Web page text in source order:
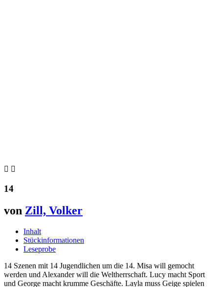
 
14
von Zill, Volker
Inhalt
Stückinformationen
Leseprobe
14 Szenen mit 14 Jugendlichen um die 14. Misa will gemocht
werden und Alexander will die Weltherrschaft. Lucy macht Sport
und George macht krumme Geschäfte. Layla muss Geige spielen